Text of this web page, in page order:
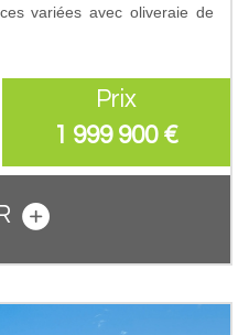
variées avec oliveraie de
Prix
1 999 900 €